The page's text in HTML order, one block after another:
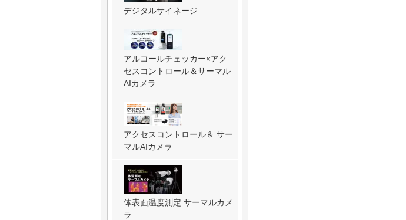
デジタルサイネージ
アルコールチェッカー×アク
セスコントロール＆サーマル
AIカメラ
アクセスコントロール＆ サー
マルAIカメラ
体表面温度測定 サーマルカメ
ラ